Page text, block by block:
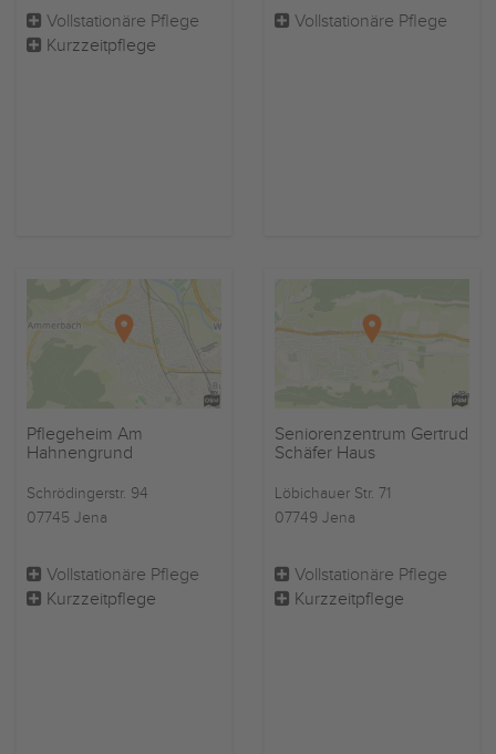
Vollstationäre Pflege
Kurzzeitpflege
Vollstationäre Pflege
Pflegeheim Am
Hahnengrund
Schrödingerstr. 94
07745 Jena
Vollstationäre Pflege
Kurzzeitpflege
Seniorenzentrum Gertrud
Schäfer Haus
Löbichauer Str. 71
07749 Jena
Vollstationäre Pflege
Kurzzeitpflege